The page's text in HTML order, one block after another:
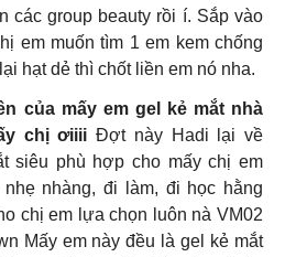
các group beauty rồi í. Sắp vào
em muốn tìm 1 em kem chống
hạt dẻ thì chốt liền em nó nha.
của mấy em gel kẻ mắt nhà
chị ơiiii Đợt này Hadi lại về
siêu phù hợp cho mấy chị em
nhàng, đi làm, đi học hằng
chị em lựa chọn luôn nà VM02
Mấy em này đều là gel kẻ mắt